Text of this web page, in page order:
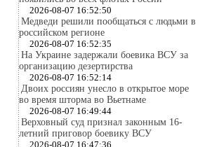
2026-08-07 16:52:50
Медведи решили пообщаться с людьми в
российском регионе
2026-08-07 16:52:35
На Украине задержали боевика ВСУ за
организацию дезертирства
2026-08-07 16:52:14
Двоих россиян унесло в открытое море
во время шторма во Вьетнаме
2026-08-07 16:49:44
Верховный суд признал законным 16-
летний приговор боевику ВСУ
2026-08-07 16:47:36